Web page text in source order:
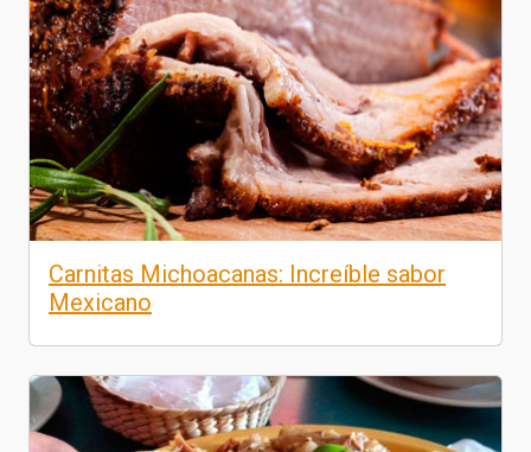
Carnitas Michoacanas: Increíble sabor
Mexicano